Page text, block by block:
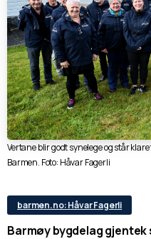
Vertane blir godt synelege og står
Barmen. Foto: Håvar Fagerli
barmen.no: Håvar Fagerli
Barmøy bygdelag